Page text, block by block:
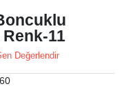
11
Değerlendir